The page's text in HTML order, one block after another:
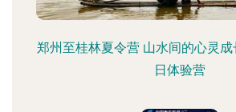
郑州至桂林夏令营 山水间的心灵
日体验营